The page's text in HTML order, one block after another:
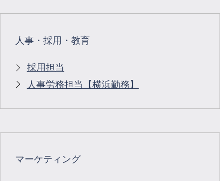
人事・採用・教育
採用担当
人事労務担当【横浜勤務】
マーケティング